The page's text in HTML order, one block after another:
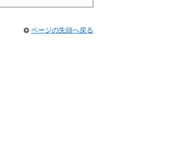
ページの先頭へ戻る